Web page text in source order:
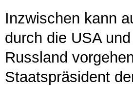
Inzwischen kann
durch die USA
Russland
Staatspräsident